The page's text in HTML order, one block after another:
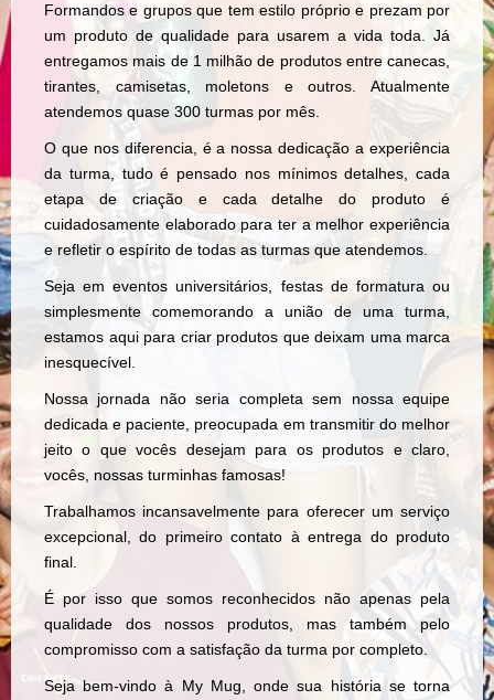
Formandos e grupos que tem estilo próprio e prezam por
um produto de qualidade para usarem a vida toda. Já
entregamos mais de 1 milhão de produtos entre canecas,
tirantes, camisetas, moletons e outros. Atualmente
atendemos quase 300 turmas por mês.
O que nos diferencia, é a nossa dedicação a experiência
da turma, tudo é pensado nos mínimos detalhes, cada
etapa de criação e cada detalhe do produto é
cuidadosamente elaborado para ter a melhor experiência
e refletir o espírito de todas as turmas que atendemos.
Seja em eventos universitários, festas de formatura ou
simplesmente comemorando a união de uma turma,
estamos aqui para criar produtos que deixam uma marca
inesquecível.
Nossa jornada não seria completa sem nossa equipe
dedicada e paciente, preocupada em transmitir do melhor
jeito o que vocês desejam para os produtos e claro,
vocês, nossas turminhas famosas!
Trabalhamos incansavelmente para oferecer um serviço
excepcional, do primeiro contato à entrega do produto
final.
É por isso que somos reconhecidos não apenas pela
qualidade dos nossos produtos, mas também pelo
compromisso com a satisfação da turma por completo.
Seja bem-vindo à My Mug, onde sua história se torna